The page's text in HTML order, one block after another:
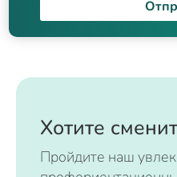
Хотите
Пройдите наш